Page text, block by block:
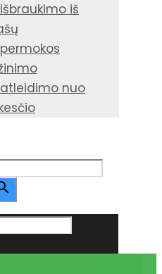
iš
nuo